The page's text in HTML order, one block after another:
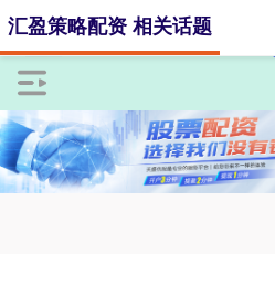
汇盈策略配资 相关话题